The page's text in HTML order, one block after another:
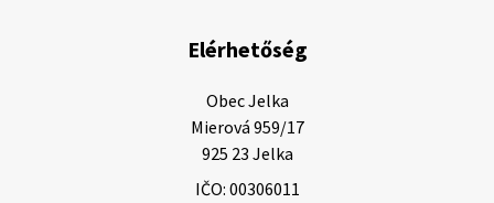
temetési szertartás 2026. augusztus …
5. augusztus 2026 12:59
Elérhetőség
Obec Jelka
Mierová 959/17
925 23 Jelka
IČO: 00306011